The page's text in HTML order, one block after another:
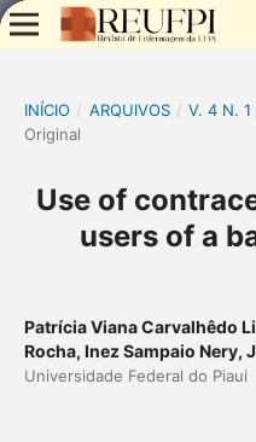
INÍCIO / ARQUIVOS / V. 4 N. 1
Original
Use of
users of a
Patrícia Viana Carvalhêdo
Rocha, Inez Sampaio Nery,
Universidade Federal do Piaui